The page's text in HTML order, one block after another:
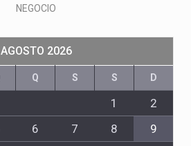
NEGOCIO
AGOSTO 2026
Q S S D
1
2
6 7 8
9